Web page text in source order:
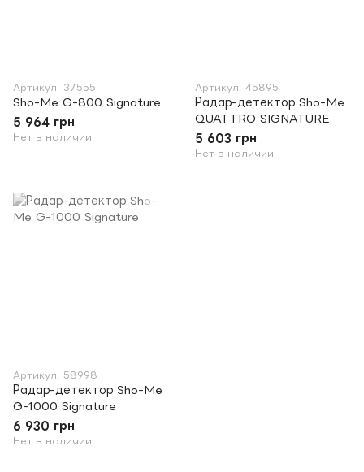
Артикул: 37555
Sho-Me G-800 Signature
5 964 грн
Нет в наличии
Артикул: 45895
Радар-детектор Sho-Me
QUATTRO SIGNATURE
5 603 грн
Нет в наличии
Артикул: 58998
Радар-детектор Sho-Me
G-1000 Signature
6 930 грн
Нет в наличии